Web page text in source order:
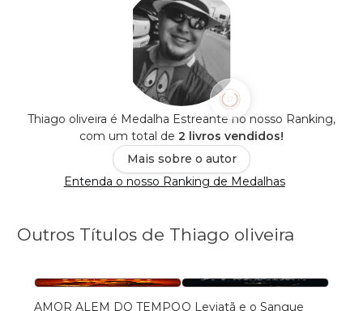
Thiago oliveira é Medalha Estreante no nosso Ranking,
com um total de 2 livros vendidos!
Mais sobre o autor
Entenda o nosso Ranking de Medalhas
Outros Títulos de Thiago oliveira
AMOR ALEM DO TEMPOO Leviatã e o Sangue